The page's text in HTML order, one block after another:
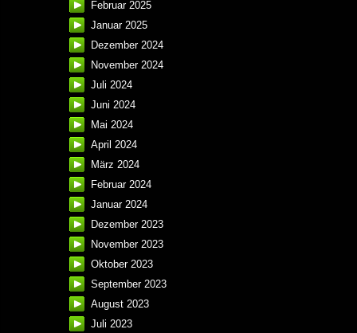
Februar 2025
Januar 2025
Dezember 2024
November 2024
Juli 2024
Juni 2024
Mai 2024
April 2024
März 2024
Februar 2024
Januar 2024
Dezember 2023
November 2023
Oktober 2023
September 2023
August 2023
Juli 2023